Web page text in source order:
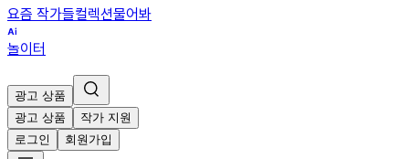
요즘 작가들컬렉션물어봐
놀이터
광고 상품
광고 상품
작가 지원
로그인
회원가입